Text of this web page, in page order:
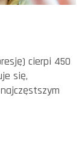
cierpi 450
się,